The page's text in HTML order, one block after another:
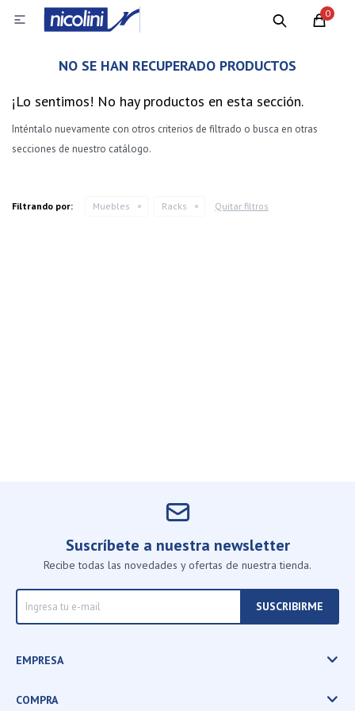
0

NO SE HAN RECUPERADO PRODUCTOS
¡Lo sentimos! No hay productos en esta sección.
Inténtalo nuevamente con otros criterios de filtrado o busca en otras
secciones de nuestro catálogo.
Filtrando por: Muebles Racks Quitar filtros
Suscríbete a nuestra newsletter
Recibe todas las novedades y ofertas de nuestra tienda.
SUSCRIBIRME
EMPRESA
COMPRA